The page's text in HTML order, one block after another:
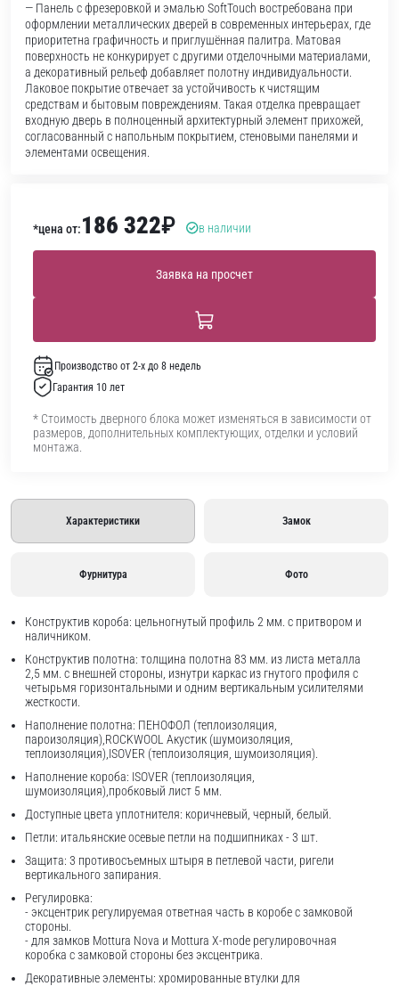
— Панель с фрезеровкой и эмалью SoftTouch востребована при
оформлении металлических дверей в современных интерьерах, где
приоритетна графичность и приглушённая палитра. Матовая
поверхность не конкурирует с другими отделочными материалами,
а декоративный рельеф добавляет полотну индивидуальности.
Лаковое покрытие отвечает за устойчивость к чистящим
средствам и бытовым повреждениям. Такая отделка превращает
входную дверь в полноценный архитектурный элемент прихожей,
согласованный с напольным покрытием, стеновыми панелями и
элементами освещения.
*цена от:186 322₽ в наличии
Заявка на просчет
Производство от 2-х до 8 недель
Гарантия 10 лет
* Стоимость дверного блока может изменяться в зависимости от
размеров, дополнительных комплектующих, отделки и условий
монтажа.
Характеристики Замок
Фурнитура Фото
Конструктив короба: цельногнутый профиль 2 мм. с притвором и
наличником.
Конструктив полотна: толщина полотна 83 мм. из листа металла
2,5 мм. с внешней стороны, изнутри каркас из гнутого профиля с
четырьмя горизонтальными и одним вертикальным усилителями
жесткости.
Наполнение полотна: ПЕНОФОЛ (теплоизоляция,
пароизоляция),ROCKWOOL Акустик (шумоизоляция,
теплоизоляция),ISOVER (теплоизоляция, шумоизоляция).
Наполнение короба: ISOVER (теплоизоляция,
шумоизоляция),пробковый лист 5 мм.
Доступные цвета уплотнителя: коричневый, черный, белый.
Петли: итальянские осевые петли на подшипниках - 3 шт.
Защита: 3 противосъемных штыря в петлевой части, ригели
вертикального запирания.
Регулировка:
- эксцентрик регулируемая ответная часть в коробе с замковой
стороны.
- для замков Mottura Nova и Mottura X-mode регулировочная
коробка с замковой стороны без эксцентрика.
Декоративные элементы: хромированные втулки для